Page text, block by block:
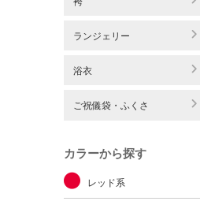
ランジェリー
浴衣
ご祝儀袋・ふくさ
カラーから探す
レッド系